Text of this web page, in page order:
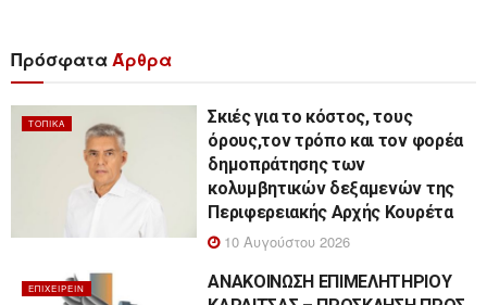
ΠρόσφαταΆρθρα
ΤΟΠΙΚΆ
Σκιές για το κόστος, τους
όρους,τον τρόπο και τον φορέα
δημοπράτησης των
κολυμβητικών δεξαμενών της
Περιφερειακής Αρχής Κουρέτα
10 Αυγούστου 2026
ΕΠΙΧΕΙΡΕΊΝ
ΑΝΑΚΟΙΝΩΣΗ ΕΠΙΜΕΛΗΤΗΡΙΟΥ